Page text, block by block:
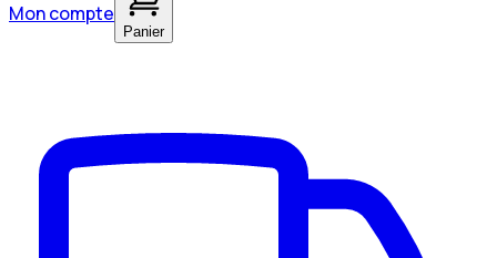
Mon compte
Panier